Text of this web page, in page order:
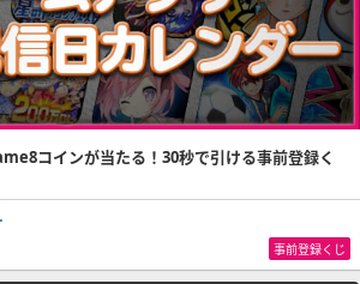
コインが当たる！30秒で引ける事前登録く
事前登録くじ